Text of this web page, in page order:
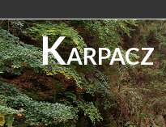
START
BAZA NOCLEGÓW
PAKIETY
KARPACZ